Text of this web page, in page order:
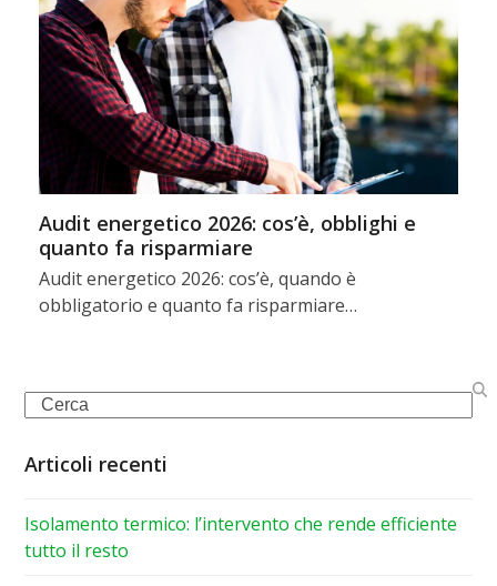
Audit energetico 2026: cos’è, obblighi e
quanto fa risparmiare
Audit energetico 2026: cos’è, quando è
obbligatorio e quanto fa risparmiare…
Search
Articoli recenti
Isolamento termico: l’intervento che rende efficiente
tutto il resto